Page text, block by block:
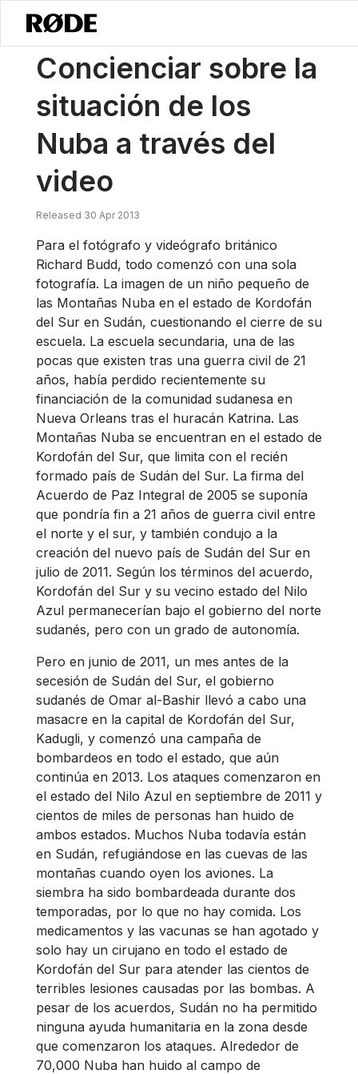
Noticias / Aumentando La Conciencia Sobre La Situación De Los
Concienciar sobre la
situación de los
Nuba a través del
video
Released 30 Apr 2013
Para el fotógrafo y videógrafo británico
Richard Budd, todo comenzó con una sola
fotografía. La imagen de un niño pequeño de
las Montañas Nuba en el estado de Kordofán
del Sur en Sudán, cuestionando el cierre de su
escuela. La escuela secundaria, una de las
pocas que existen tras una guerra civil de 21
años, había perdido recientemente su
financiación de la comunidad sudanesa en
Nueva Orleans tras el huracán Katrina. Las
Montañas Nuba se encuentran en el estado de
Kordofán del Sur, que limita con el recién
formado país de Sudán del Sur. La firma del
Acuerdo de Paz Integral de 2005 se suponía
que pondría fin a 21 años de guerra civil entre
el norte y el sur, y también condujo a la
creación del nuevo país de Sudán del Sur en
julio de 2011. Según los términos del acuerdo,
Kordofán del Sur y su vecino estado del Nilo
Azul permanecerían bajo el gobierno del norte
sudanés, pero con un grado de autonomía.
Pero en junio de 2011, un mes antes de la
secesión de Sudán del Sur, el gobierno
sudanés de Omar al-Bashir llevó a cabo una
masacre en la capital de Kordofán del Sur,
Kadugli, y comenzó una campaña de
bombardeos en todo el estado, que aún
continúa en 2013. Los ataques comenzaron en
el estado del Nilo Azul en septiembre de 2011 y
cientos de miles de personas han huido de
ambos estados. Muchos Nuba todavía están
en Sudán, refugiándose en las cuevas de las
montañas cuando oyen los aviones. La
siembra ha sido bombardeada durante dos
temporadas, por lo que no hay comida. Los
medicamentos y las vacunas se han agotado y
solo hay un cirujano en todo el estado de
Kordofán del Sur para atender las cientos de
terribles lesiones causadas por las bombas. A
pesar de los acuerdos, Sudán no ha permitido
ninguna ayuda humanitaria en la zona desde
que comenzaron los ataques. Alrededor de
70,000 Nuba han huido al campo de